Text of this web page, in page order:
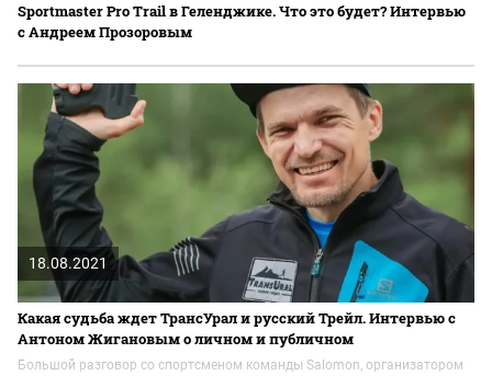
Sportmaster Pro Trail в Геленджике. Что это будет? Интервью
с Андреем Прозоровым
18.08.2021
Какая судьба ждет ТрансУрал и русский Трейл. Интервью с
Антоном Жигановым о личном и публичном
Большой разговор со спортсменом команды Salomon, организатором